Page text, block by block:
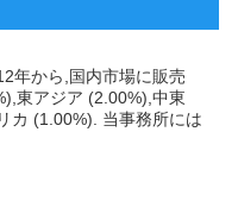
年から,国内市場に販売
東アジア (2.00%),中東
カ (1.00%). 当事務所には